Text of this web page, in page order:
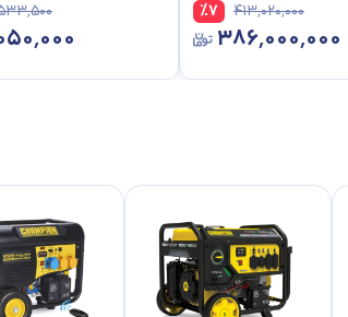
۴۱۳٬۰۲۰٬۰۰۰ %7
۳۸۶٬۰۰۰٬۰۰۰